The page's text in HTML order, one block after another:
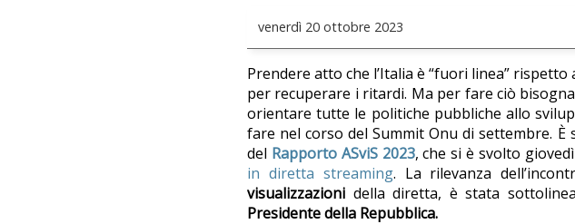
venerdì 20 ottobre 2023
Prendere atto che l’Italia è “fuori linea”
per recuperare i ritardi. Ma per fare ciò
orientare tutte le politiche pubbliche allo
fare nel corso del Summit Onu di settembre.
del Rapporto ASviS 2023, che si è svolto
in diretta streaming. La rilevanza
visualizzazioni della diretta, è stata
Presidente della Repubblica.